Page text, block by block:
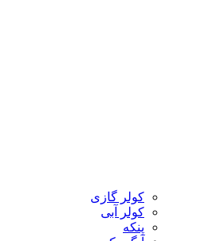
کولر گازی
کولر آبی
پنکه